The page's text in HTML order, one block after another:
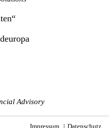
Advisory
Impressum Datenschutz